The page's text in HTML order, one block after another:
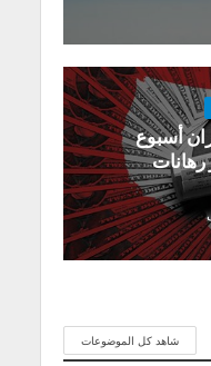
أسبوع
رهانات
شاهد كل الموضوعات